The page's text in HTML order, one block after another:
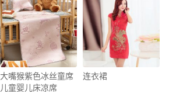
大嘴猴紫色冰丝童席
儿童婴儿床凉席
连衣裙